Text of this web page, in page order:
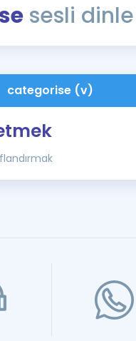
sesli dinle
categorise (v)